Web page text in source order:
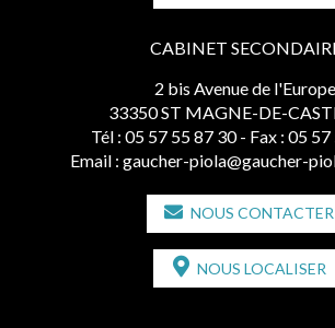
CABINET
2 bis Avenue de l'Europe
33350 ST MAGNE-DE-
Tél : 05 57 55 87 30 - Fax : 05
Email : gaucher-piola@gaucher-
NOUS CONTACTER
NOUS LOCALISER